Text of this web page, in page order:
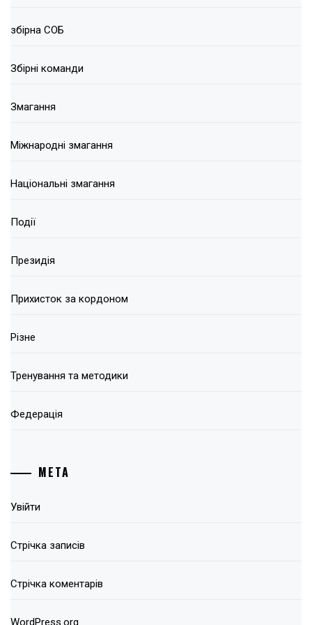
збірна СОБ
Збірні команди
Змагання
Міжнародні змагання
Національні змагання
Події
Президія
Прихисток за кордоном
Різне
Тренування та методики
Федерація
МЕТА
Увійти
Стрічка записів
Стрічка коментарів
WordPress.org